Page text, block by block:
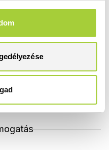
Bruttó ár
132 000 Ft